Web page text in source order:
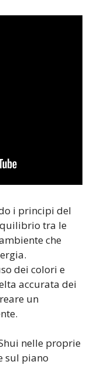
i principi del
tra le
che
dei colori e
accurata dei
un
nelle proprie
sul piano